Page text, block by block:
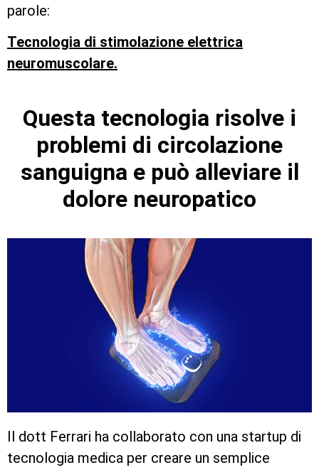
parole:
Tecnologia di stimolazione elettrica
neuromuscolare.
Questa tecnologia risolve i
problemi di circolazione
sanguigna e può alleviare il
dolore neuropatico
Il dott Ferrari ha collaborato con una startup di
tecnologia medica per creare un semplice